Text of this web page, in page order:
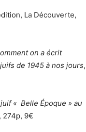
La Découverte,
on a écrit
de 1945 à nos jours,
« Belle Époque » au
274p, 9€